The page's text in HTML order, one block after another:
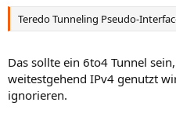
Teredo Tunneling Pseudo-
Das sollte ein 6to4 Tunnel
weitestgehend IPv4 genutzt
ignorieren.